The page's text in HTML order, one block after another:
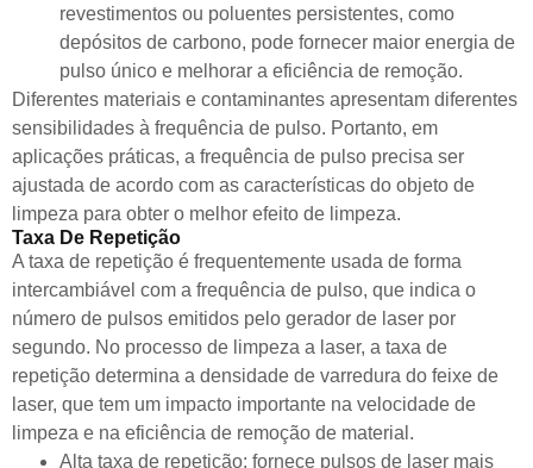
revestimentos ou poluentes persistentes, como
depósitos de carbono, pode fornecer maior energia de
pulso único e melhorar a eficiência de remoção.
Diferentes materiais e contaminantes apresentam diferentes
sensibilidades à frequência de pulso. Portanto, em
aplicações práticas, a frequência de pulso precisa ser
ajustada de acordo com as características do objeto de
limpeza para obter o melhor efeito de limpeza.
Taxa De Repetição
A taxa de repetição é frequentemente usada de forma
intercambiável com a frequência de pulso, que indica o
número de pulsos emitidos pelo gerador de laser por
segundo. No processo de limpeza a laser, a taxa de
repetição determina a densidade de varredura do feixe de
laser, que tem um impacto importante na velocidade de
limpeza e na eficiência de remoção de material.
Alta taxa de repetição: fornece pulsos de laser mais